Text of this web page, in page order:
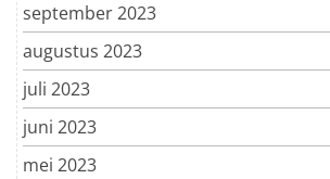
september 2023
augustus 2023
juli 2023
juni 2023
mei 2023